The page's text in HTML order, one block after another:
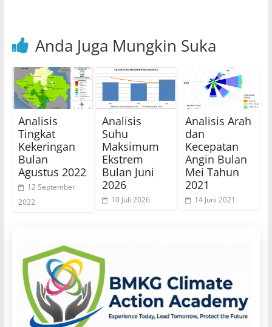
Anda Juga Mungkin Suka
Analisis
Tingkat
Kekeringan
Bulan
Agustus 2022
12 September
2022
Analisis
Suhu
Maksimum
Ekstrem
Bulan Juni
2026
10 Juli 2026
Analisis Arah
dan
Kecepatan
Angin Bulan
Mei Tahun
2021
14 Juni 2021